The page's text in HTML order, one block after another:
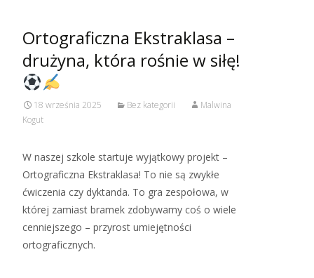
Ortograficzna Ekstraklasa –
drużyna, która rośnie w siłę!
18 września 2025 Bez kategorii
Malwina
Kogut
W naszej szkole startuje wyjątkowy projekt –
Ortograficzna Ekstraklasa! To nie są zwykłe
ćwiczenia czy dyktanda. To gra zespołowa, w
której zamiast bramek zdobywamy coś o wiele
cenniejszego – przyrost umiejętności
ortograficznych.